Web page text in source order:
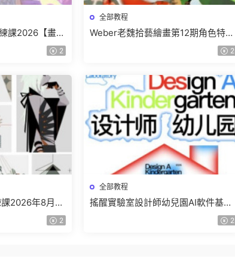
課2026【畫質
2
全部教程
Weber老魏拾藝繪畫第12期角色特訓
2
2026年8月已
2
全部教程
搖醒實驗室設計師幼兒園AI軟件基礎
2